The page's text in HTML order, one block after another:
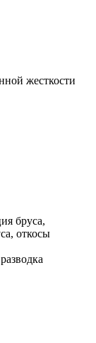
жесткости
бруса,
откосы